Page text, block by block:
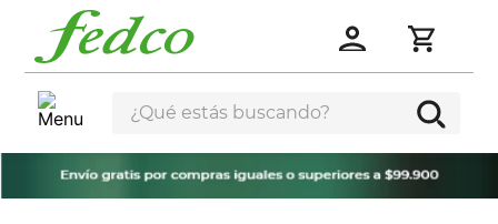
¿Qué estás buscando?